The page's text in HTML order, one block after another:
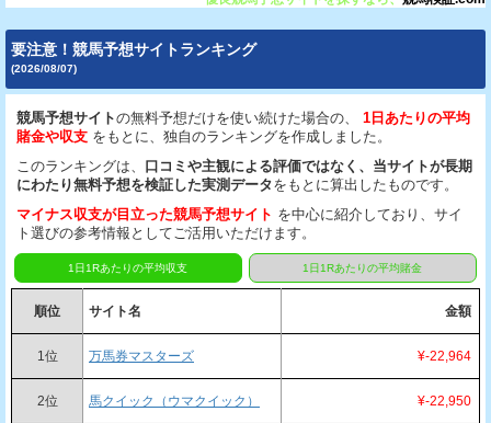
要注意！競馬予想サイトランキング
(2026/08/07)
競馬予想サイトの無料予想だけを使い続けた場合の、
1日あたりの平均
賭金や収支 をもとに、独自のランキングを作成しました。
このランキングは、 口コミや主観による評価ではなく、当サイトが長期
にわたり無料予想を検証した実測データをもとに算出したものです。
マイナス収支が目立った競馬予想サイト を中心に紹介しており、サイ
ト選びの参考情報としてご活用いただけます。
1日1Rあたりの平均収支 1日1Rあたりの平均賭金
順位 サイト名 金額
1位 万馬券マスターズ ¥-22,964
2位 馬クイック（ウマクイック） ¥-22,950